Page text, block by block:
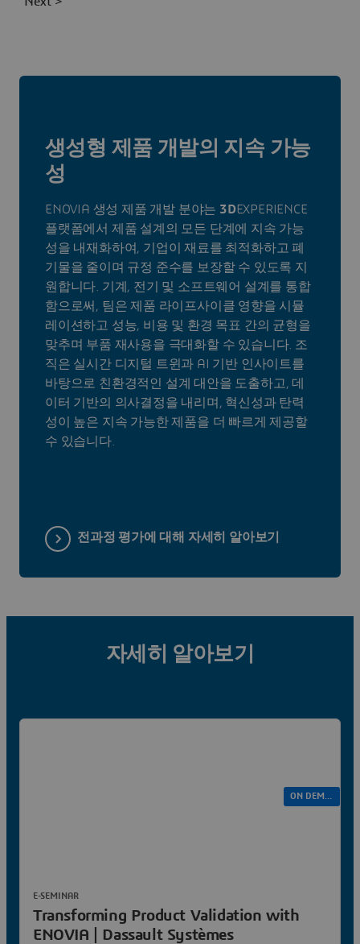
생성형 제품 개발의 지속 가능
성
ENOVIA 생성 제품 개발 분야는 3DEXPERIENCE
플랫폼에서 제품 설계의 모든 단계에 지속 가능
성을 내재화하여, 기업이 재료를 최적화하고 폐
기물을 줄이며 규정 준수를 보장할 수 있도록 지
원합니다. 기계, 전기 및 소프트웨어 설계를 통합
함으로써, 팀은 제품 라이프사이클 영향을 시뮬
레이션하고 성능, 비용 및 환경 목표 간의 균형을
맞추며 부품 재사용을 극대화할 수 있습니다. 조
직은 실시간 디지털 트윈과 AI 기반 인사이트를
바탕으로 친환경적인 설계 대안을 도출하고, 데
이터 기반의 의사결정을 내리며, 혁신성과 탄력
성이 높은 지속 가능한 제품을 더 빠르게 제공할
수 있습니다.
전과정 평가에 대해 자세히 알아보기
자세히 알아보기
Transforming Product Validation with
ENOVIA | Dassault Systèmes
E-SEMINAR